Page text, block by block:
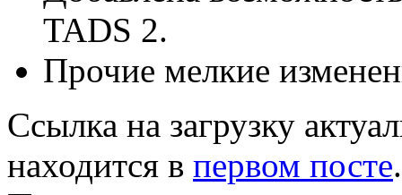
TADS 2.
Прочие мелкие
Ссылка на загрузку
находится в первом посте.